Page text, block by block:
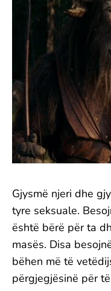
Gjysmë njeri dhe
tyre seksuale.
është bërë për ta
masës. Disa
bëhen më të
përgjegjësinë për